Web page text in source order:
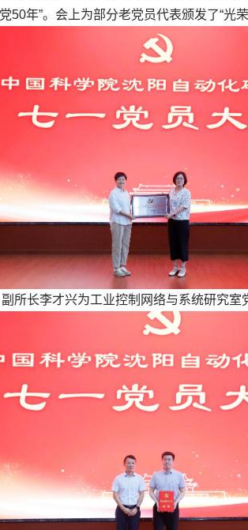
50年”。会上为部分老党员代表颁发了“光
副所长李才兴为工业控制网络与系统研究室